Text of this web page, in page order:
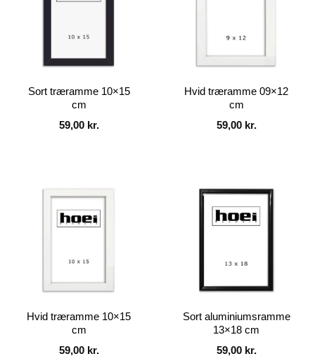
Sort træramme 10×15
cm
59,00 kr.
Hvid træramme 09×12
cm
59,00 kr.
Hvid træramme 10×15
cm
59,00 kr.
Sort aluminiumsramme
13×18 cm
59,00 kr.